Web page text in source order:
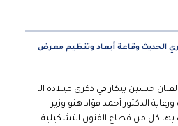
الحديث وقاعة أبعاد وتنظيم معرض
حسين بيكار في ذكرى ميلاده الـ
ورعاية الدكتور أحمد فؤاد هنو وزير
بها كل من قطاع الفنون التشكيلية